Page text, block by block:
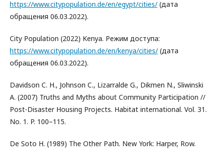
https://www.citypopulation.de/en/egypt/cities/ (дата
обращения 06.03.2022).
City Population (2022) Kenya. Режим доступа:
https://www.citypopulation.de/en/kenya/cities/ (дата
обращения 06.03.2022).
Davidson C. H., Johnson C., Lizarralde G., Dikmen N., Sliwinski
A. (2007) Truths and Myths about Community Participation //
Post-Disaster Housing Projects. Habitat international. Vol. 31.
No. 1. P. 100–115.
De Soto H. (1989) The Other Path. New York: Harper, Row.